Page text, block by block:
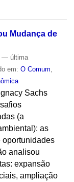
Mudança de
— última
em: O Comum
Sachs
(a
as
oportunidades
analisou
expansão
ampliação